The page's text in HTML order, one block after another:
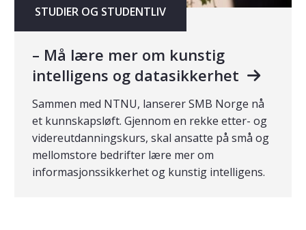
STUDIER OG STUDENTLIV
– Må lære mer om kunstig
intelligens og datasikkerhet
Sammen med NTNU, lanserer SMB Norge nå
et kunnskapsløft. Gjennom en rekke etter- og
videreutdanningskurs, skal ansatte på små og
mellomstore bedrifter lære mer om
informasjonssikkerhet og kunstig intelligens.